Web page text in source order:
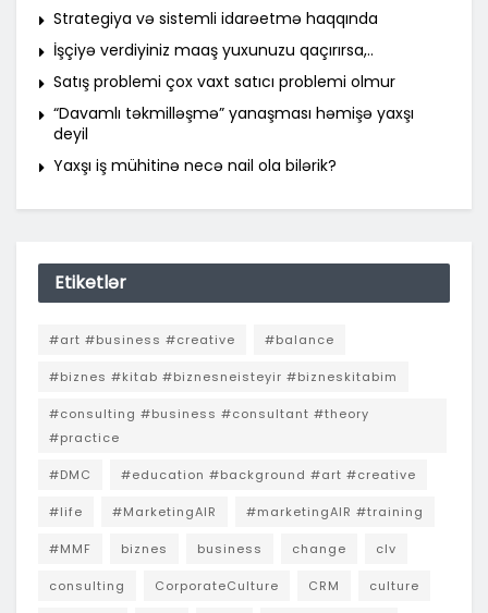
Strategiya və sistemli idarəetmə haqqında
İşçiyə verdiyiniz maaş yuxunuzu qaçırırsa,..
Satış problemi çox vaxt satıcı problemi olmur
“Davamlı təkmilləşmə” yanaşması həmişə yaxşı
deyil
Yaxşı iş mühitinə necə nail ola bilərik?
Etiketlər
#art #business #creative #balance
#biznes #kitab #biznesneisteyir #bizneskitabim
#consulting #business #consultant #theory
#practice
#DMC #education #background #art #creative
#life #MarketingAIR #marketingAIR #training
#MMF biznes business change clv
consulting CorporateCulture CRM culture